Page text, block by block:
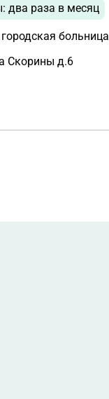
два раза в месяц
больница
Скорины д.6